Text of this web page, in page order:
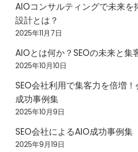
AIOコンサルティングで未来を
設計とは？
2025年11月7日
AIOとは何か？SEOの未来と集
2025年10月10日
SEO会社利用で集客力を倍増
成功事例集
2025年10月9日
SEO会社によるAIO成功事例集
2025年9月19日